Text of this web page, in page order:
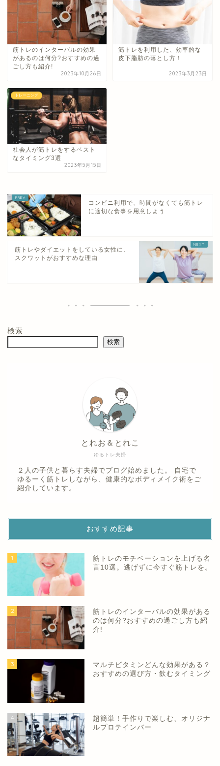
筋トレのインターバルの効果
があるのは何分?おすすめの過
ごし方も紹介!
2023年10月26日
筋トレを利用した、効率的な
皮下脂肪の落とし方！
2023年3月23日
トレーニング
社会人が筋トレをするベスト
なタイミング3選
2023年5月15日
コンビニ利用で、時間がなくても筋トレ
に適切な食事を用意しよう
筋トレやダイエットをしている女性に、
スクワットがおすすめな理由
検索
検索
ゆるトレ夫婦
とれお＆とれこ
２人の子供と暮らす夫婦でブログ始めました。 自宅で
ゆるーく筋トレしながら、健康的なボディメイク術をご
紹介しています。
おすすめ記事
1
筋トレのモチベーションを上げる名
言10選。逃げずに今すぐ筋トレを。
2
筋トレのインターバルの効果がある
のは何分?おすすめの過ごし方も紹
介!
3
マルチビタミンどんな効果がある？
おすすめの選び方・飲むタイミング
4
超簡単！手作りで楽しむ、オリジナ
ルプロテインバー